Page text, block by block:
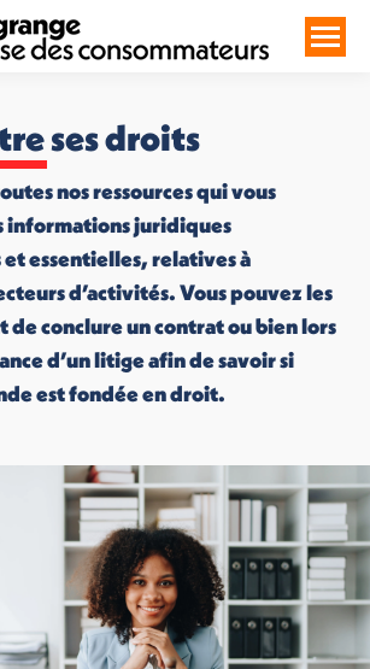
ses droits
nos ressources qui vous
informations juridiques
essentielles, relatives à
d’activités. Vous pouvez les
de conclure un contrat ou bien lors
d’un litige afin de savoir si
est fondée en droit.